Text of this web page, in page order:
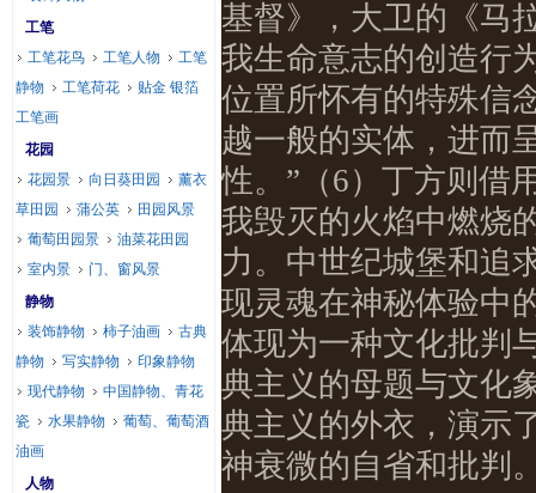
基督》，大卫的《马
我生命意志的创造行
位置所怀有的特殊信
越一般的实体，进而
性。”（6）丁方则借
我毁灭的火焰中燃烧
力。中世纪城堡和追
现灵魂在神秘体验中
体现为一种文化批判
典主义的母题与文化
典主义的外衣，演示
神衰微的自省和批判
工笔
工笔花鸟
工笔人物
工笔
静物
工笔荷花
贴金 银箔
工笔画
花园
花园景
向日葵田园
薰衣
草田园
蒲公英
田园风景
葡萄田园景
油菜花田园
室内景
门、窗风景
静物
装饰静物
柿子油画
古典
静物
写实静物
印象静物
现代静物
中国静物、青花
瓷
水果静物
葡萄、葡萄酒
油画
人物